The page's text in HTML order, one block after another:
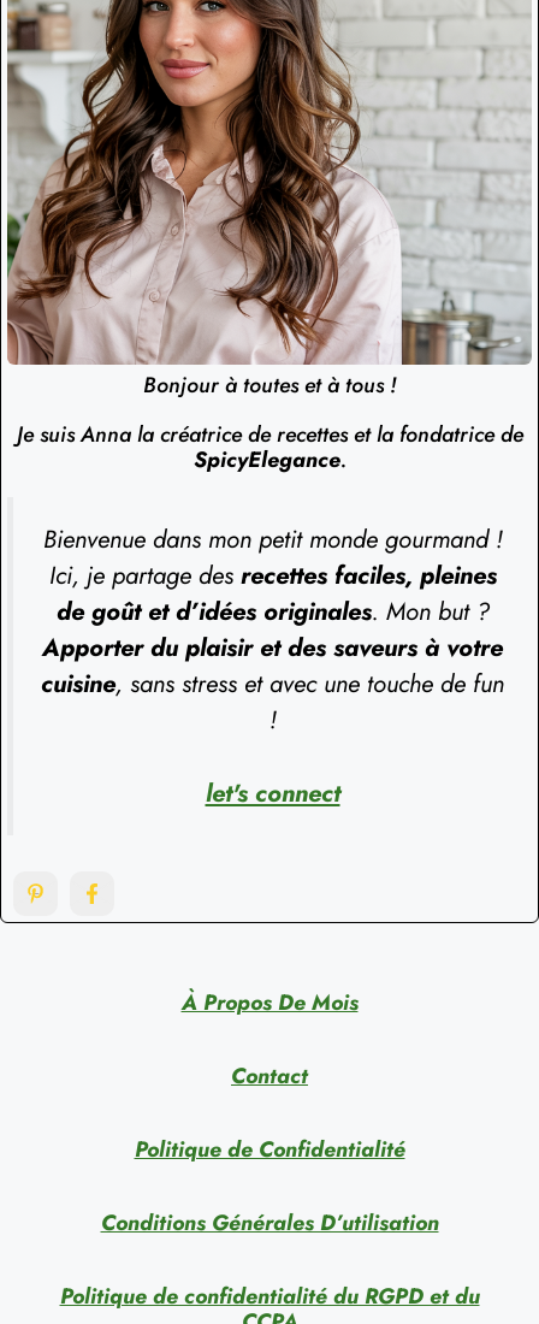
Bonjour à toutes et à tous !
Je suis Anna la créatrice de recettes et la fondatrice de
SpicyElegance.
Bienvenue dans mon petit monde gourmand !
Ici, je partage des recettes faciles, pleines
de goût et d’idées originales. Mon but ?
Apporter du plaisir et des saveurs à votre
cuisine, sans stress et avec une touche de fun
!
let's connect
À Propos De Mois
Contact
Politique de Confidentialité
Conditions Générales D’utilisation
Politique de confidentialité du RGPD et du